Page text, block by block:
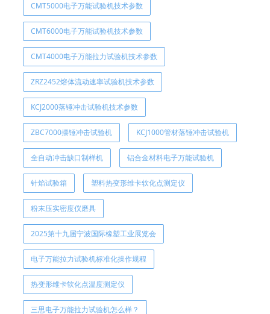
CMT5000电子万能试验机技术参数
CMT6000电子万能试验机技术参数
CMT4000电子万能拉力试验机技术参数
ZRZ2452熔体流动速率试验机技术参数
KCJ2000落锤冲击试验机技术参数
ZBC7000摆锤冲击试验机 KCJ1000管材落锤冲击试验机
全自动冲击缺口制样机 铝合金材料电子万能试验机
针焰试验箱 塑料热变形维卡软化点测定仪
粉末压实密度仪磨具
2025第十九届宁波国际橡塑工业展览会
电子万能拉力试验机标准化操作规程
热变形维卡软化点温度测定仪
三思电子万能拉力试验机怎么样？